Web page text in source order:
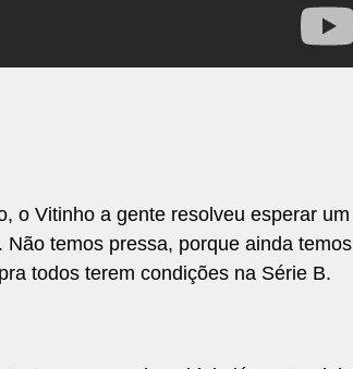
o Vitinho a gente resolveu esperar um
temos pressa, porque ainda temos
todos terem condições na Série B.